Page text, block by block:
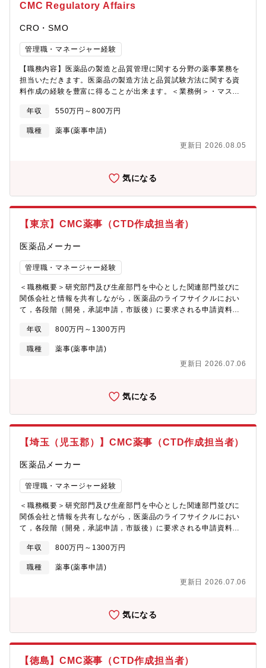
CMC Regulatory Affairs
CRO・SMO
管理職・マネージャー経験
【職務内容】医薬品の製造と品質管理に関する分野の薬事業務を
担当いただきます。医薬品の製造方法と品質試験方法に関する資
料作成の経験を豊富に得ることが出来ます。＜業務例＞・マスタ
業者認定取得・更新と認定期間中の変更対応・GMP適合性調査の
サポート業務・CTD Module 2.3及び承認申請書の作成・PMDA相
談資料の作成及び相談の実施・薬事規制の情報収集及び海外顧客
年収 550万円～800万円
職種
薬事(薬事申請)
更新日 2026.08.05
気になる
【東京】CMC薬事（CTD作成担当者）
医薬品メーカー
管理職・マネージャー経験
＜職務概要＞研究部門及び生産部門を中心とした関連部門並びに
関係会社と情報を共有しながら，医薬品のライフサイクルにおい
て，各段階（開発，承認申請，市販後）に要求される申請資料の
＞・医薬品のライフサイクルにおけるCMC薬事業務・資料
（IND/IMPD，新規申請，変更申請，Annual/Renewal資料，照会
対応）について，レビュー又は作成・承認・登録情報の維持管
理・GMP証明書・製剤証明書の発給申請・薬事規制・レギュレー
とのコミュニケーション＜募集背景≫CMC薬事部オペレーション
請や管理、広範囲な情報管理・CMC薬事部1課：国内薬事・CMC
年収 800万円～1300万円
職種
薬事(薬事申請)
更新日 2026.07.06
気になる
【埼玉（児玉郡）】CMC薬事（CTD作成担当者）
医薬品メーカー
管理職・マネージャー経験
＜職務概要＞研究部門及び生産部門を中心とした関連部門並びに
関係会社と情報を共有しながら，医薬品のライフサイクルにおい
て，各段階（開発，承認申請，市販後）に要求される申請資料の
＞・医薬品のライフサイクルにおけるCMC薬事業務・資料
（IND/IMPD，新規申請，変更申請，Annual/Renewal資料，照会
対応）について，レビュー又は作成・承認・登録情報の維持管
理・GMP証明書・製剤証明書の発給申請・薬事規制・レギュレー
とのコミュニケーション＜募集背景≫CMC薬事部オペレーション
請や管理、広範囲な情報管理・CMC薬事部1課：国内薬事・CMC
年収 800万円～1300万円
職種
薬事(薬事申請)
更新日 2026.07.06
気になる
【徳島】CMC薬事（CTD作成担当者）